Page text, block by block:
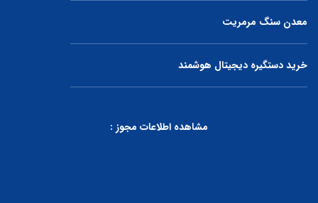
معدن سنگ مرمریت
خرید دستگیره دیجیتال هوشمند
مشاهده اطلاعات مجوز :